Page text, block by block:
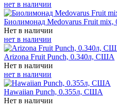
нет в наличии
Биолимонад Medovarus Fruit mix,
Нет в наличии
нет в наличии
Arizona Fruit Punch, 0.340л, США
Нет в наличии
нет в наличии
Hawaiian Punch, 0.355л, США
Нет в наличии